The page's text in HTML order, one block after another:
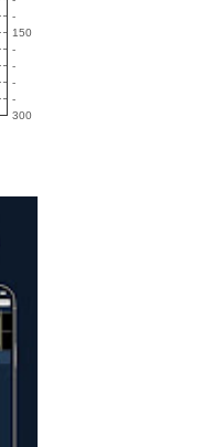
-
150
-
-
-
-
300